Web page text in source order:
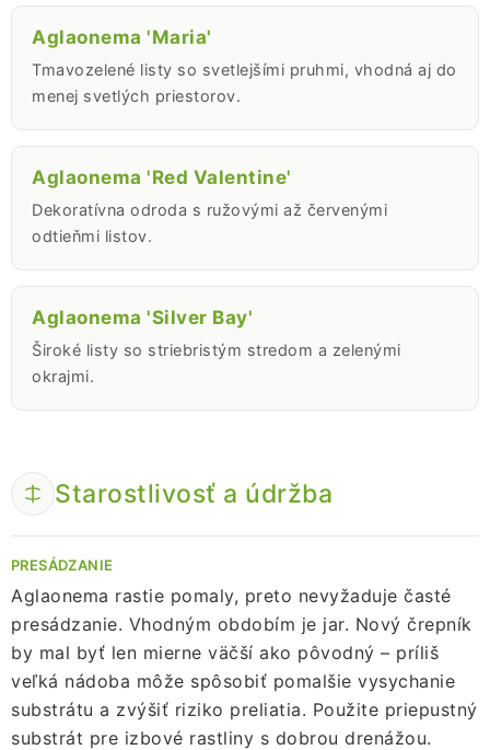
Aglaonema 'Maria'
Tmavozelené listy so svetlejšími pruhmi, vhodná aj do
menej svetlých priestorov.
Aglaonema 'Red Valentine'
Dekoratívna odroda s ružovými až červenými
odtieňmi listov.
Aglaonema 'Silver Bay'
Široké listy so striebristým stredom a zelenými
okrajmi.
Starostlivosť a údržba
PRESÁDZANIE
Aglaonema rastie pomaly, preto nevyžaduje časté
presádzanie. Vhodným obdobím je jar. Nový črepník
by mal byť len mierne väčší ako pôvodný – príliš
veľká nádoba môže spôsobiť pomalšie vysychanie
substrátu a zvýšiť riziko preliatia. Použite priepustný
substrát pre izbové rastliny s dobrou drenážou.